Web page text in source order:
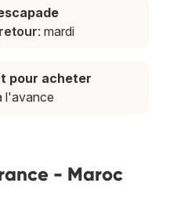
retour: mardi
pour acheter
l'avance
- Maroc